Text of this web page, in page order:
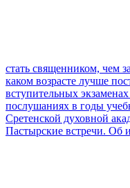
стать священником, чем
каком возрасте лучше
вступительных
послушаниях в годы
Сретенской духовной
Пастырские встречи. Об